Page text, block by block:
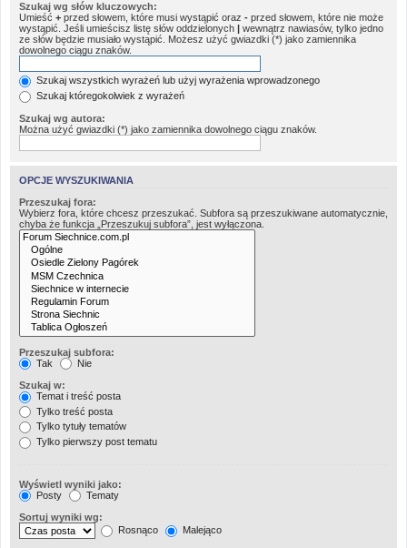
Szukaj wg słów kluczowych:
Umieść + przed słowem, które musi wystąpić oraz - przed słowem, które nie może
wystąpić. Jeśli umieścisz listę słów oddzielonych
wewnątrz nawiasów, tylko jedno
ze słów będzie musiało wystąpić. Możesz użyć gwiazdki (*) jako zamiennika
dowolnego ciągu znaków.
Szukaj wszystkich wyrażeń lub użyj wyrażenia wprowadzonego
Szukaj któregokolwiek z wyrażeń
Szukaj wg autora:
Można użyć gwiazdki (*) jako zamiennika dowolnego ciągu znaków.
OPCJE WYSZUKIWANIA
Przeszukaj fora:
Wybierz fora, które chcesz przeszukać. Subfora są przeszukiwane automatycznie,
chyba że funkcja „Przeszukuj subfora”, jest wyłączona.
Przeszukaj subfora:
Tak
Nie
Szukaj w:
Temat i treść posta
Tylko treść posta
Tylko tytuły tematów
Tylko pierwszy post tematu
Wyświetl wyniki jako:
Posty
Tematy
Sortuj wyniki wg:
Rosnąco
Malejąco